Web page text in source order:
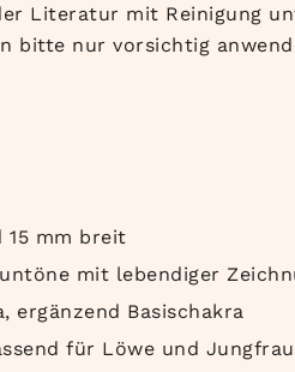
Literatur mit Reinigung
bitte nur vorsichtig
15 mm breit
mit lebendiger
ergänzend Basischakra
für Löwe und